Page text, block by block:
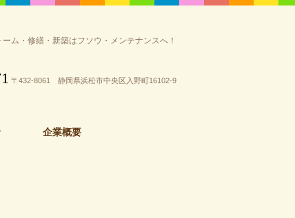
ム・修繕・新築はフソウ・メンテナンスへ！
〒432-8061 静岡県浜松市中央区入野町16102-9
企業概要